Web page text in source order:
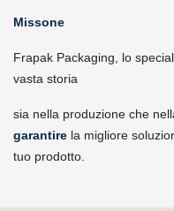
Missone
Frapak Packaging, lo
vasta storia
sia nella produzione che
garantire la migliore
tuo prodotto.